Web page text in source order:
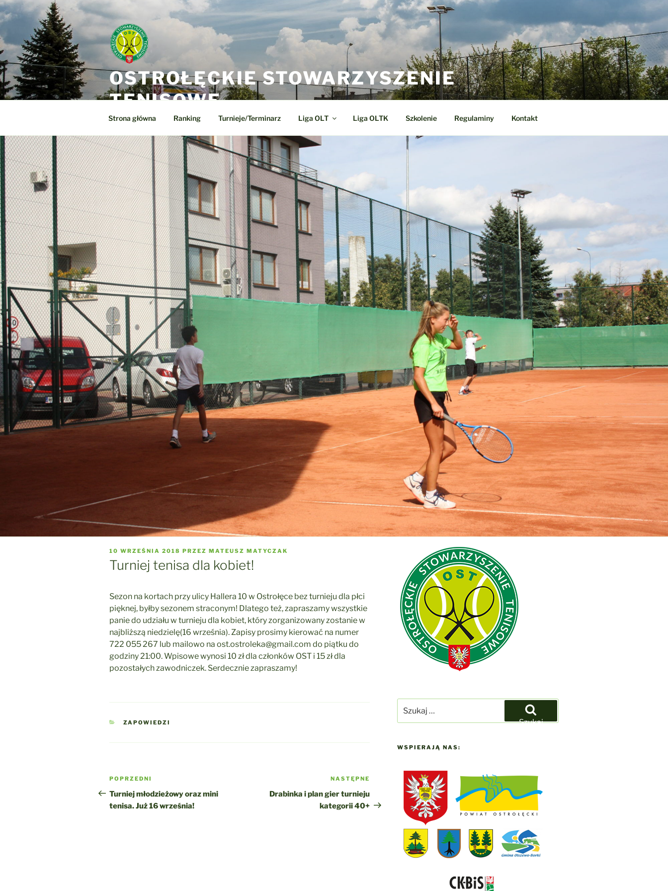
Przejdź
do
OSTROŁĘCKIE STOWARZYSZENIE
TENISOWE
Strona główna Ranking Turnieje/Terminarz Liga OLT Liga OLTK Szkolenie Regulaminy Kontakt
OPUBLIKOWANE
W
10 WRZEŚNIA 2018 PRZEZ MATEUSZ MATYCZAK
Turniej tenisa dla kobiet!
Sezon na kortach przy ulicy Hallera 10 w Ostrołęce bez turnieju dla płci
pięknej, byłby sezonem straconym! Dlatego też, zapraszamy wszystkie
panie do udziału w turnieju dla kobiet, który zorganizowany zostanie w
najbliższą niedzielę(16 września). Zapisy prosimy kierować na numer
722 055 267 lub mailowo na ost.ostroleka@gmail.com do piątku do
godziny 21:00. Wpisowe wynosi 10 zł dla członków OST i 15 zł dla
pozostałych zawodniczek. Serdecznie zapraszamy!
KATEGORIE
ZAPOWIEDZI
Nawigacja
wpisu
Poprzedni
wpis
POPRZEDNI
Turniej młodzieżowy oraz mini
tenisa. Już 16 września!
wpis
NASTĘPNE
Drabinka i plan gier turnieju
kategorii 40+
Szukaj
WSPIERAJĄ NAS: